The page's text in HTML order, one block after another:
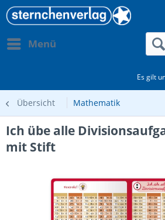
Menü
Es gilt
Übersicht Mathematik
Ich übe alle
mit Stift